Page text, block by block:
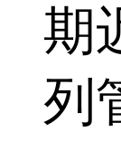
期
列